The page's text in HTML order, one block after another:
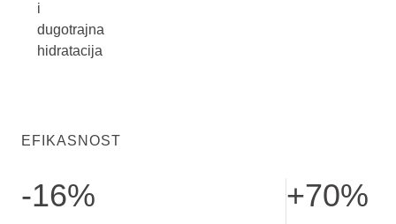
i
dugotrajna
hidratacija
EFIKASNOST
-16% +70%